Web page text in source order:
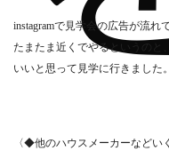
instagramで見学会の広告が流れ
たまたま近くでやるというのと
いいと思って見学に行きました。
〈◆他のハウスメーカーなどい